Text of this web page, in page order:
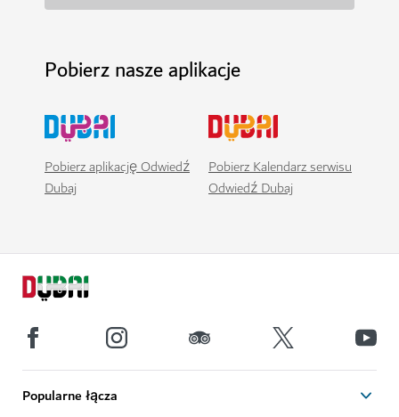
Pobierz nasze aplikacje
Pobierz aplikację Odwiedź
Dubaj
Pobierz Kalendarz serwisu
Odwiedź Dubaj
Popularne łącza